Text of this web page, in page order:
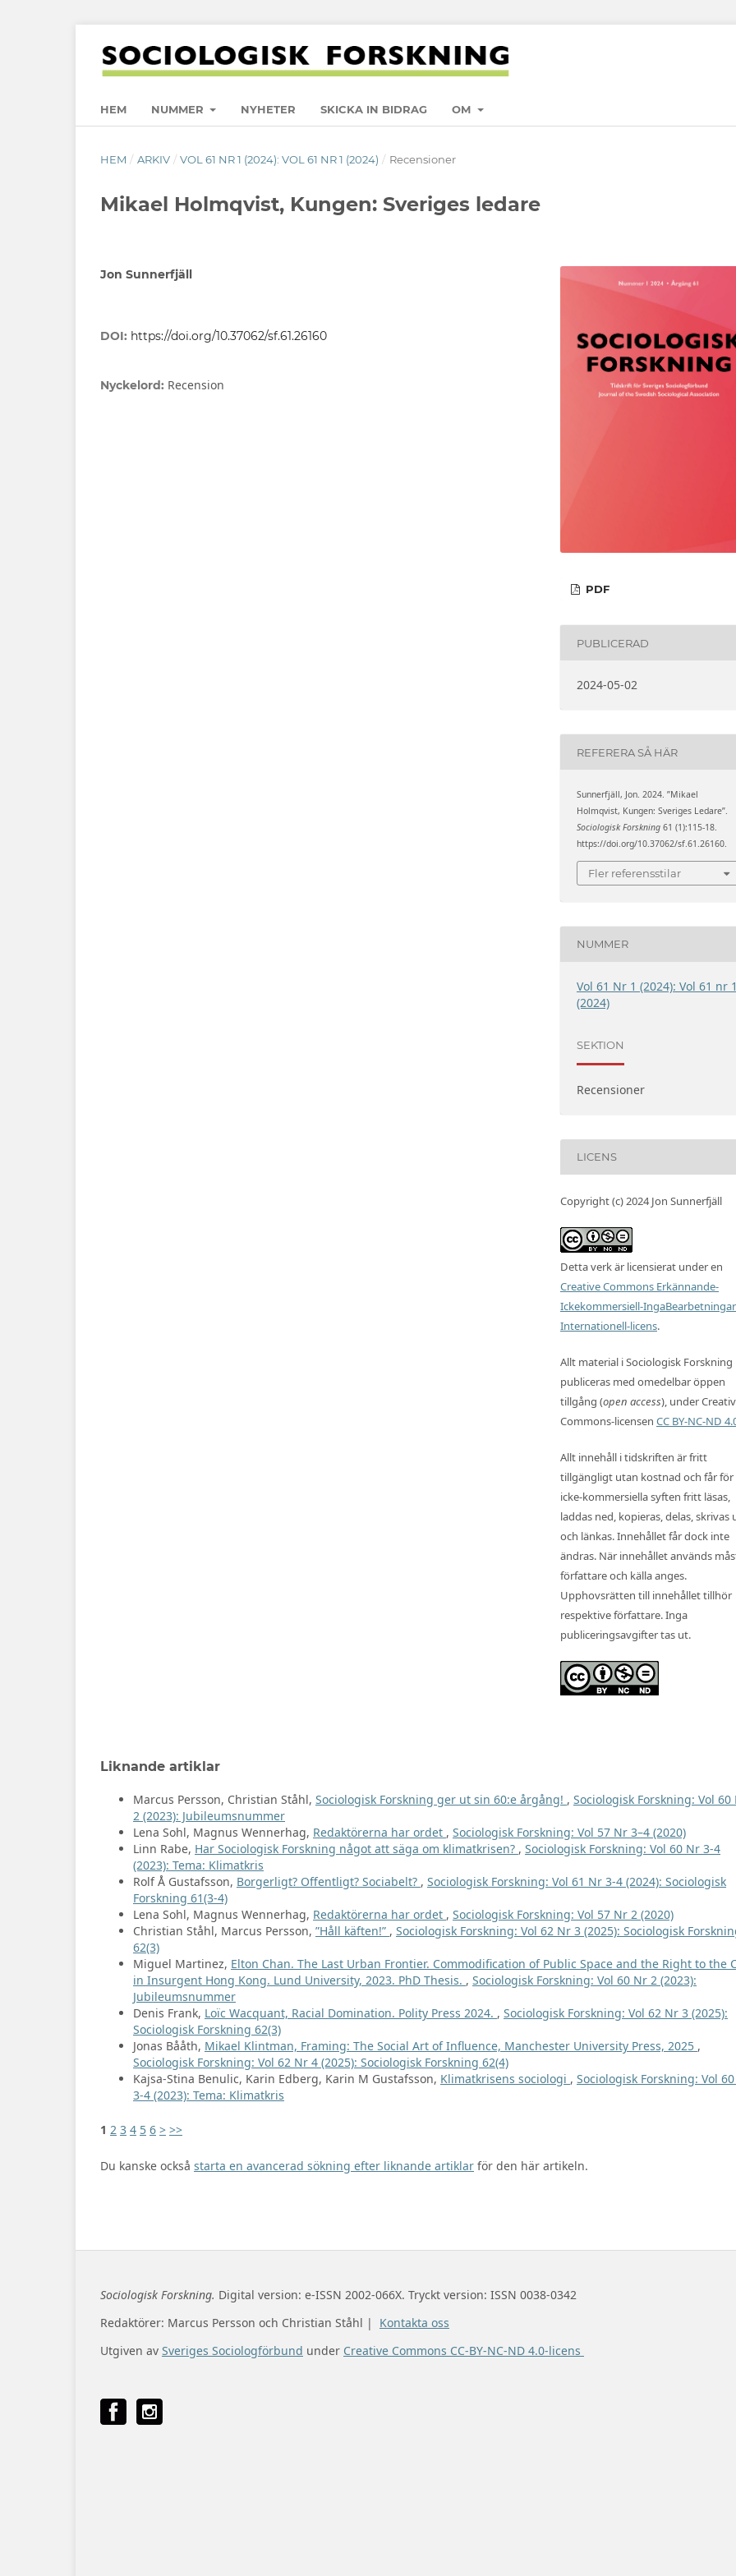
HEM NUMMER NYHETER SKICKA IN BIDRAG OM
HEM / ARKIV / VOL 61 NR 1 (2024): VOL 61 NR 1 (2024) / Recensioner
Mikael Holmqvist, Kungen: Sveriges ledare
Jon Sunnerfjäll
DOI: https://doi.org/10.37062/sf.61.26160
Nyckelord: Recension
PDF
PUBLICERAD
2024-05-02
REFERERA SÅ HÄR
Sunnerfjäll, Jon. 2024. ”Mikael
Holmqvist, Kungen: Sveriges Ledare”.
Sociologisk Forskning 61 (1):115-18.
https://doi.org/10.37062/sf.61.26160.
Fler referensstilar
NUMMER
Vol 61 Nr 1 (2024): Vol 61 nr 1
(2024)
SEKTION
Recensioner
LICENS
Copyright (c) 2024 Jon Sunnerfjäll
Detta verk är licensierat under en
Creative Commons Erkännande-
Ickekommersiell-
Internationell-licens.
Allt material i Sociologisk Forskning
publiceras med omedelbar öppen
tillgång (open access), under
Commons-licensen CC BY-NC-ND
Allt innehåll i tidskriften är fritt
tillgängligt utan kostnad och får för
icke-kommersiella syften fritt läsas,
laddas ned, kopieras, delas, skrivas
och länkas. Innehållet får dock inte
ändras. När innehållet används
författare och källa anges.
Upphovsrätten till innehållet tillhör
respektive författare. Inga
publiceringsavgifter tas ut.
Liknande artiklar
Marcus Persson, Christian Ståhl, Sociologisk Forskning ger ut sin 60:e årgång! , Sociologisk Forskning: Vol 60
2 (2023): Jubileumsnummer
Lena Sohl, Magnus Wennerhag, Redaktörerna har ordet , Sociologisk Forskning: Vol 57 Nr 3–4 (2020)
Linn Rabe, Har Sociologisk Forskning något att säga om klimatkrisen? , Sociologisk Forskning: Vol 60 Nr 3-4
(2023): Tema: Klimatkris
Rolf Å Gustafsson, Borgerligt? Offentligt? Sociabelt? , Sociologisk Forskning: Vol 61 Nr 3-4 (2024): Sociologisk
Forskning 61(3-4)
Lena Sohl, Magnus Wennerhag, Redaktörerna har ordet , Sociologisk Forskning: Vol 57 Nr 2 (2020)
Christian Ståhl, Marcus Persson, ”Håll käften!” , Sociologisk Forskning: Vol 62 Nr 3 (2025): Sociologisk
62(3)
Miguel Martinez, Elton Chan. The Last Urban Frontier. Commodification of Public Space and the Right to the
in Insurgent Hong Kong. Lund University, 2023. PhD Thesis. , Sociologisk Forskning: Vol 60 Nr 2 (2023):
Jubileumsnummer
Denis Frank, Loïc Wacquant, Racial Domination. Polity Press 2024. , Sociologisk Forskning: Vol 62 Nr 3 (2025):
Sociologisk Forskning 62(3)
Jonas Bååth, Mikael Klintman, Framing: The Social Art of Influence, Manchester University Press, 2025 ,
Sociologisk Forskning: Vol 62 Nr 4 (2025): Sociologisk Forskning 62(4)
Kajsa-Stina Benulic, Karin Edberg, Karin M Gustafsson, Klimatkrisens sociologi , Sociologisk Forskning: Vol
3-4 (2023): Tema: Klimatkris
1 2 3 4 5 6 > >>
Du kanske också starta en avancerad sökning efter liknande artiklar för den här artikeln.
Sociologisk Forskning. Digital version: e-ISSN 2002-066X. Tryckt version: ISSN 0038-0342
Redaktörer: Marcus Persson och Christian Ståhl | Kontakta oss
Utgiven av Sveriges Sociologförbund under Creative Commons CC-BY-NC-ND 4.0-licens